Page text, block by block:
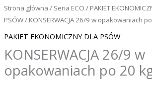
Strona główna / Seria ECO / PAKIET
PSÓW/ KONSERWACJA 26/9 w opakowaniach
PAKIET EKONOMICZNY DLA PSÓW
KONSERWACJA 26/9 w
opakowaniach po 20